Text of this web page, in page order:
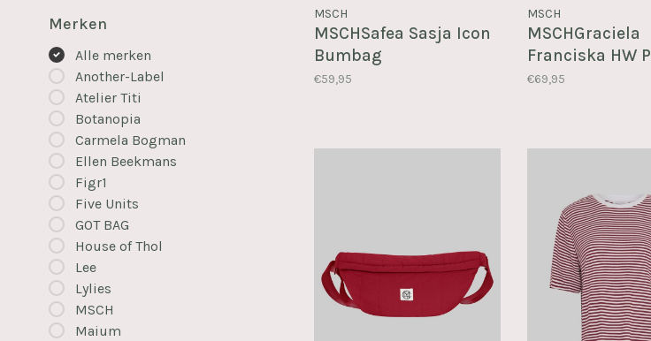
Merken
Alle merken
Another-Label
Atelier Titi
Botanopia
Carmela Bogman
Ellen Beekmans
Figr1
Five Units
GOT BAG
House of Thol
Lee
Lylies
MSCH
Maium
MSCH
MSCHSafea Sasja Icon
Bumbag
€59,95
MSCH
MSCHGraciela
Franciska HW
€69,95